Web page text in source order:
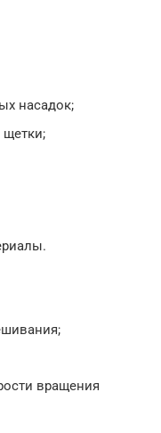
насадок;
щетки;
вращения